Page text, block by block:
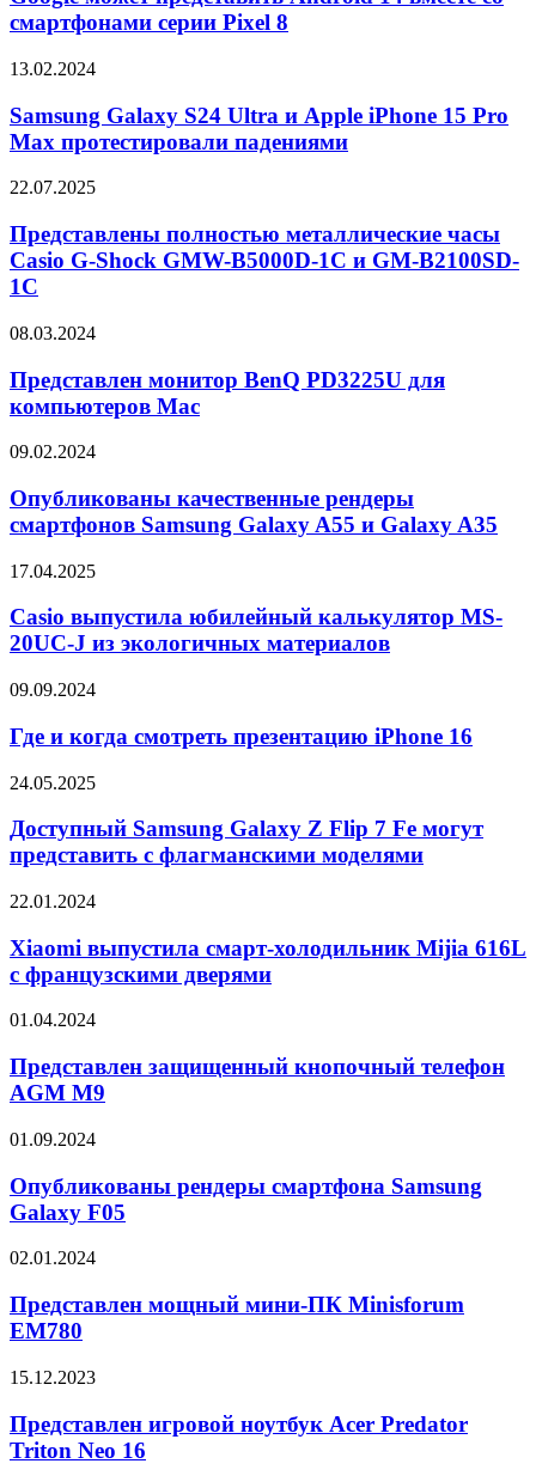
Android
14
со
серии
Pixel
смартфонами серии Pixel 8
Samsung
S24
Ultra
и
iPhone
Pro
Max
протестировали
13.02.2024
Samsung Galaxy S24 Ultra и Apple iPhone 15 Pro
Max протестировали падениями
Представлены
металлические
часы
Casio
G-
GMW-
1C
и
GM-
B2100SD-
22.07.2025
Представлены полностью металлические часы
Casio G-Shock GMW-B5000D-1C и GM-B2100SD-
1C
Представлен
BenQ
PD3225U
для
Mac
08.03.2024
Представлен монитор BenQ PD3225U для
компьютеров Mac
Опубликованы
рендеры
смартфонов
Samsung
A55
Galaxy
A35
09.02.2024
Опубликованы качественные рендеры
смартфонов Samsung Galaxy A55 и Galaxy A35
Casio
юбилейный
калькулятор
MS-
J
экологичных
17.04.2025
Casio выпустила юбилейный калькулятор MS-
20UC-J из экологичных материалов
Где
когда
смотреть
презентацию
iPhone
16
09.09.2024
Где и когда смотреть презентацию iPhone 16
Доступный
Galaxy
Z
Flip
Fe
представить
с
моделями
24.05.2025
Доступный Samsung Galaxy Z Flip 7 Fe могут
представить с флагманскими моделями
Xiaomi
смарт-
холодильник
Mijia
с
дверями
22.01.2024
Xiaomi выпустила смарт-холодильник Mijia 616L
с французскими дверями
Представлен
кнопочный
телефон
AGM
01.04.2024
Представлен защищенный кнопочный телефон
AGM M9
Опубликованы
смартфона
Samsung
Galaxy
01.09.2024
Опубликованы рендеры смартфона Samsung
Galaxy F05
Представлен
мини-
ПК
Minisforum
02.01.2024
Представлен мощный мини-ПК Minisforum
EM780
Представлен
ноутбук
Acer
Predator
15.12.2023
Представлен игровой ноутбук Acer Predator
Triton Neo 16